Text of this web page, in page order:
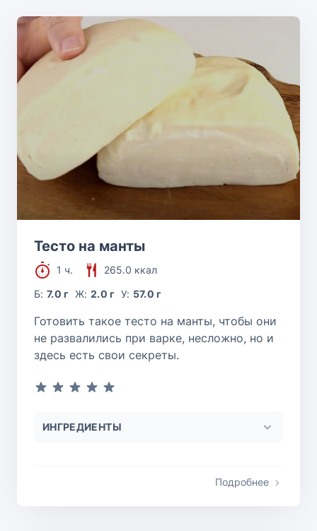
Тесто на манты
1 ч.
265.0 ккал
Б:7.0 г Ж: 2.0 г У: 57.0 г
Готовить такое тесто на манты, чтобы они
не развалились при варке, несложно, но и
здесь есть свои секреты.
ИНГРЕДИЕНТЫ
Подробнее